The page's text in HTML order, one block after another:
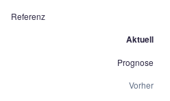
Referenz
Aktuell
Prognose
Vorher